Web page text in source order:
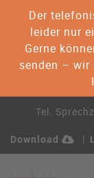
Der
leider nur
Gerne
senden – wir
Tel.
Download